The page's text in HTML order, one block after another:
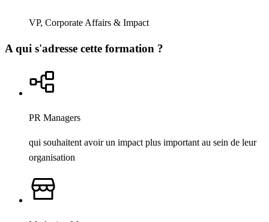
VP, Corporate Affairs & Impact
A qui s'adresse cette formation ?
PR Managers
qui souhaitent avoir un impact plus important au sein de leur
organisation